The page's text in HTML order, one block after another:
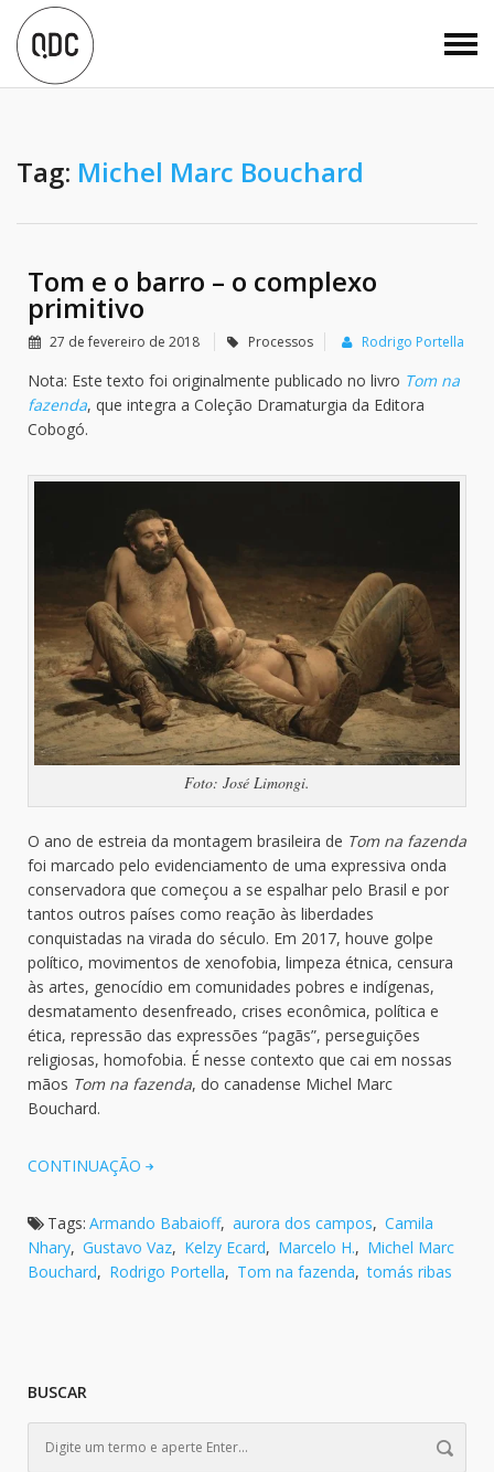
Tag: Michel Marc Bouchard
Tom e o barro – o complexo
primitivo
27 de fevereiro de 2018 Processos Rodrigo Portella
Nota: Este texto foi originalmente publicado no livro Tom na
fazenda, que integra a Coleção Dramaturgia da Editora
Cobogó.
Foto: José Limongi.
O ano de estreia da montagem brasileira de Tom na fazenda
foi marcado pelo evidenciamento de uma expressiva onda
conservadora que começou a se espalhar pelo Brasil e por
tantos outros países como reação às liberdades
conquistadas na virada do século. Em 2017, houve golpe
político, movimentos de xenofobia, limpeza étnica, censura
às artes, genocídio em comunidades pobres e indígenas,
desmatamento desenfreado, crises econômica, política e
ética, repressão das expressões “pagãs”, perseguições
religiosas, homofobia. É nesse contexto que cai em nossas
mãos Tom na fazenda, do canadense Michel Marc
Bouchard.
CONTINUAÇÃO
Tags: Armando Babaioff, aurora dos campos, Camila
Nhary, Gustavo Vaz, Kelzy Ecard, Marcelo H., Michel Marc
Bouchard, Rodrigo Portella, Tom na fazenda, tomás ribas
BUSCAR